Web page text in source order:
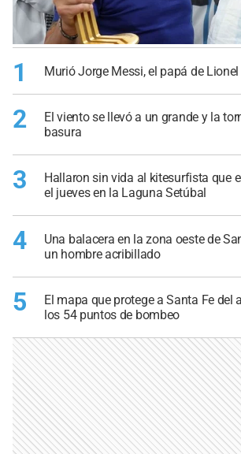
1 Murió Jorge Messi, el papá de
2
El viento se llevó a un grande y la
basura
3
Hallaron sin vida al kitesurfista que
el jueves en la Laguna Setúbal
4
Una balacera en la zona oeste de
un hombre acribillado
5
El mapa que protege a Santa Fe del
los 54 puntos de bombeo